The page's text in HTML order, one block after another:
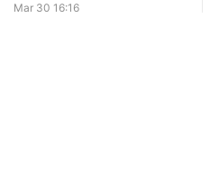
Mar 30 16:16